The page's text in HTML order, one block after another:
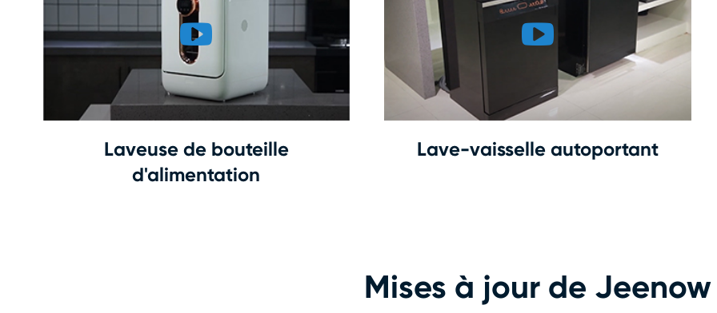
Laveuse de bouteille
d'alimentation
Lave-vaisselle autoportant
Mises à jour de Jeenow